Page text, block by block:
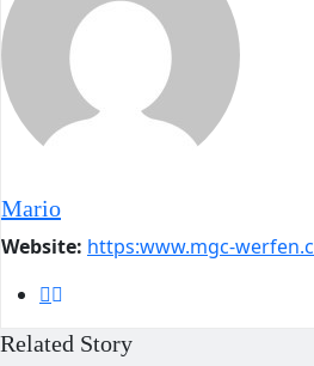
Mario
Website: https:www.mgc-
Related Story